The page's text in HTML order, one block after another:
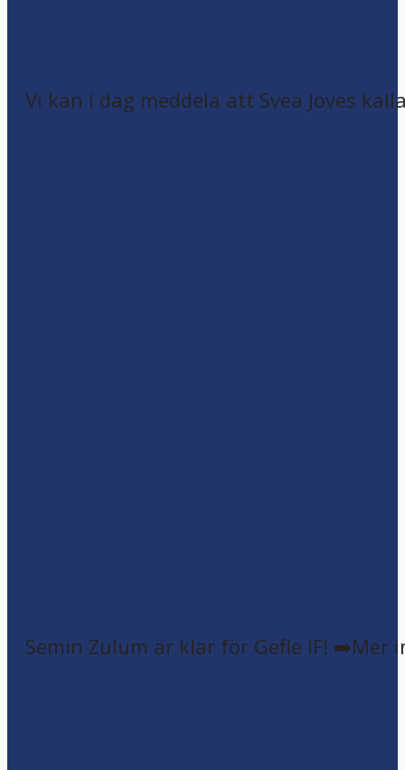
Vi kan i dag meddela att Svea Jöves
Semin Zulum är klar för Gefle IF! ➡️Mer